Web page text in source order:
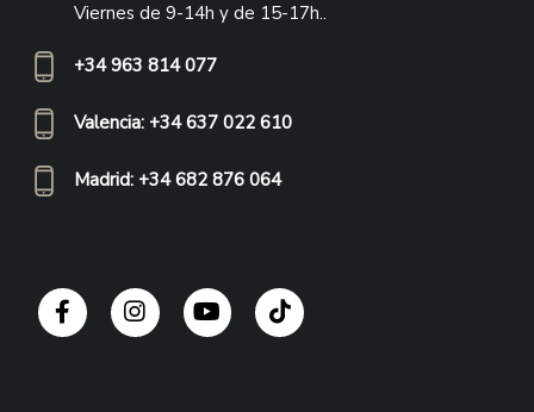
Viernes de 9-14h y de 15-17h..
+34 963 814 077
Valencia: +34 637 022 610
Madrid: +34 682 876 064